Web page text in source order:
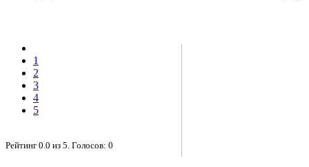
1
2
3
4
5
Рейтинг 0.0 из 5 . Голосов: 0